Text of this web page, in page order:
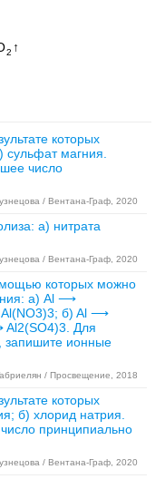
2 ↑
которых
магния.
число
/ Вентана-Граф, 2020
а) нитрата
/ Вентана-Граф, 2020
которых можно
а) Al ⟶
б) Al ⟶
Для
запишите ионные
/ Просвещение, 2018
которых
б) хлорид натрия.
принципиально
/ Вентана-Граф, 2020